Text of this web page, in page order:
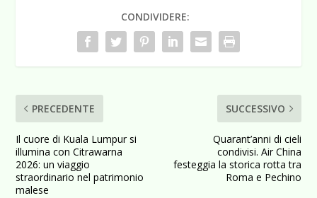
CONDIVIDERE:
PRECEDENTE
Il cuore di Kuala Lumpur si
illumina con Citrawarna
2026: un viaggio
straordinario nel patrimonio
malese
SUCCESSIVO
Quarant’anni di cieli
condivisi. Air China
festeggia la storica rotta tra
Roma e Pechino